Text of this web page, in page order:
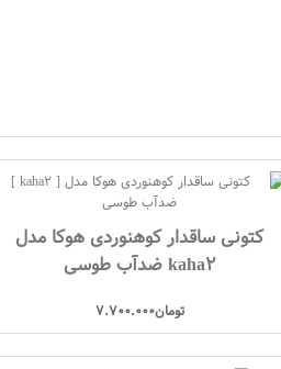
کتونی ساقدار کوهنوردی هوکا مدل
kaha2 ضدآب طوسی
تومان7.700.000